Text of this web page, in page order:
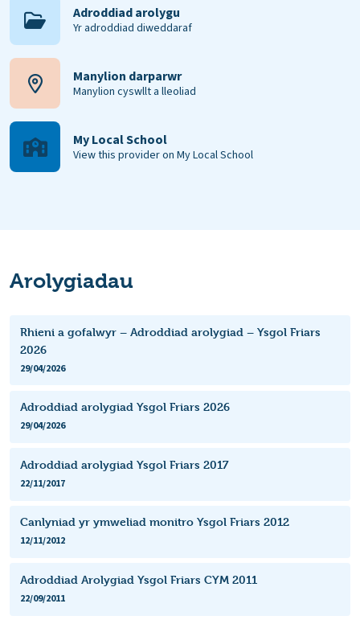
Adroddiad arolygu
Yr adroddiad diweddaraf
Manylion darparwr
Manylion cyswllt a lleoliad
My Local School
View this provider on My Local School
Arolygiadau
Rhieni a gofalwyr – Adroddiad arolygiad – Ysgol Friars
2026
29/04/2026
Adroddiad arolygiad Ysgol Friars 2026
29/04/2026
Adroddiad arolygiad Ysgol Friars 2017
22/11/2017
Canlyniad yr ymweliad monitro Ysgol Friars 2012
12/11/2012
Adroddiad Arolygiad Ysgol Friars CYM 2011
22/09/2011